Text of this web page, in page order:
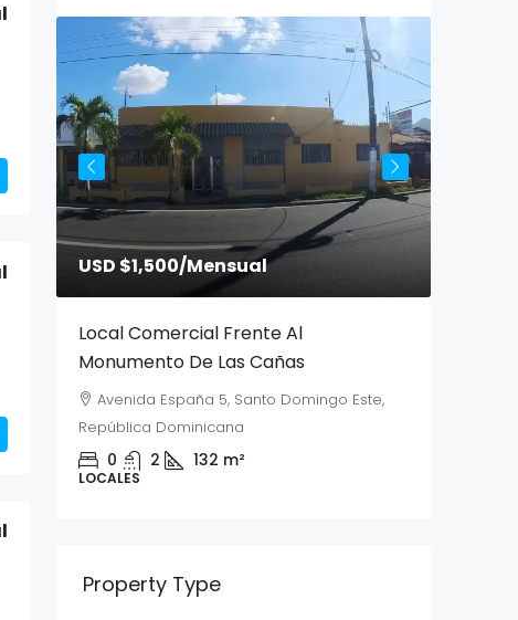
USD $1,500/Mensual
Local Comercial Frente Al
Monumento De Las Cañas
Avenida España 5, Santo Domingo Este,
República Dominicana
0 2 132 m²
LOCALES
Property Type